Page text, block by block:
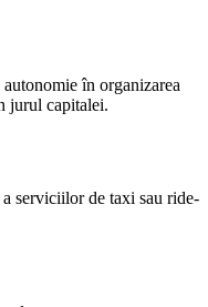
în organizarea
jurul capitalei.
serviciilor de taxi sau ride-